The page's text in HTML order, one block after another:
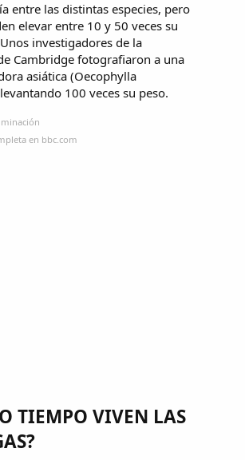
entre las distintas especies, pero
elevar entre 10 y 50 veces su
investigadores de la
Cambridge fotografiaron a una
asiática (Oecophylla
100 veces su peso.
en bbc.com
TIEMPO VIVEN LAS